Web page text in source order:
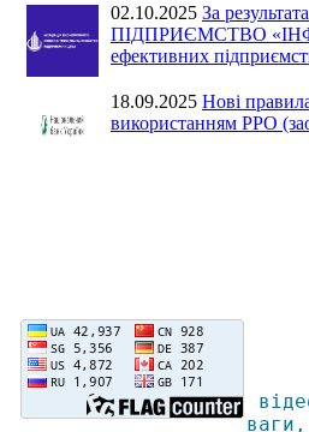
02.10.2025 За
ПІДПРИЄМСТВО
ефективних
18.09.2025 Нові
використанням РРО
ваги ,